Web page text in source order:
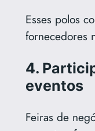
Esses polos
fornecedores
4.
eventos
Feiras de